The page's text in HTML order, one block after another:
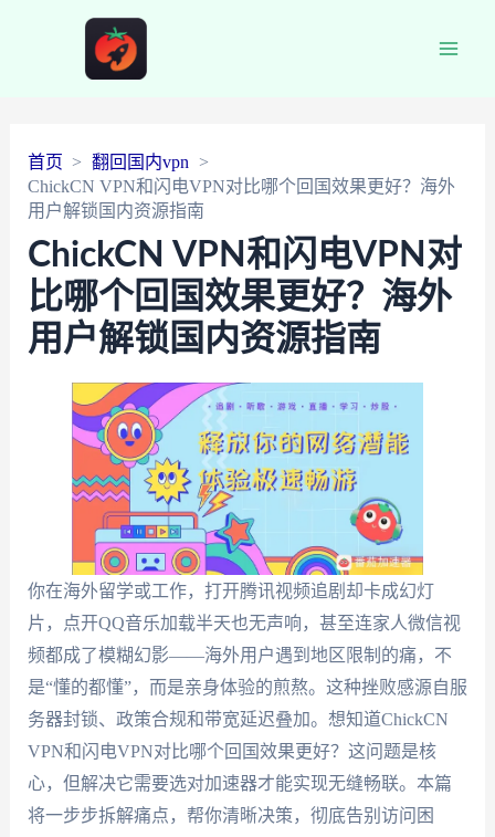
首页
翻回国内vpn
ChickCN VPN和闪电VPN对比哪个回国效果更好？海外
用户解锁国内资源指南
ChickCN VPN和闪电VPN对
比哪个回国效果更好？海外
用户解锁国内资源指南
你在海外留学或工作，打开腾讯视频追剧却卡成幻灯
片，点开QQ音乐加载半天也无声响，甚至连家人微信视
频都成了模糊幻影——海外用户遇到地区限制的痛，不
是“懂的都懂”，而是亲身体验的煎熬。这种挫败感源自服
务器封锁、政策合规和带宽延迟叠加。想知道ChickCN
VPN和闪电VPN对比哪个回国效果更好？这问题是核
心，但解决它需要选对加速器才能实现无缝畅联。本篇
将一步步拆解痛点，帮你清晰决策，彻底告别访问困